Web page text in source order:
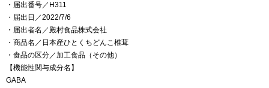
・届出番号／H311
・届出日／2022/7/6
・届出者名／殿村食品株式会社
・商品名／日本産ひとくちどんこ椎茸
・食品の区分／加工食品（その他）
【機能性関与成分名】
GABA